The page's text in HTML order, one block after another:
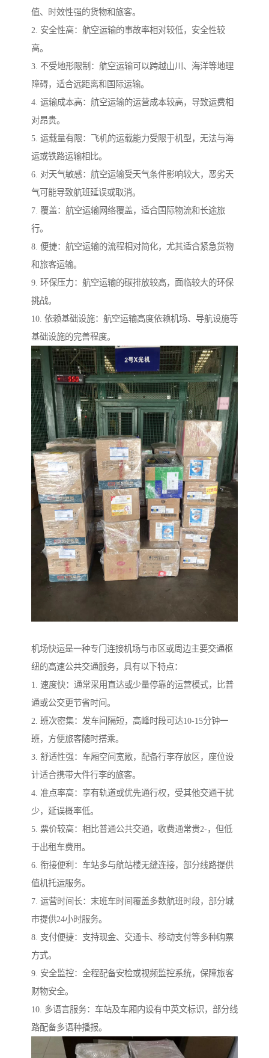
值、时效性强的货物和旅客。
2. 安全性高：航空运输的事故率相对较低，安全性较
高。
3. 不受地形限制：航空运输可以跨越山川、海洋等地理
障碍，适合远距离和国际运输。
4. 运输成本高：航空运输的运营成本较高，导致运费相
对昂贵。
5. 运载量有限：飞机的运载能力受限于机型，无法与海
运或铁路运输相比。
6. 对天气敏感：航空运输受天气条件影响较大，恶劣天
气可能导致航班延误或取消。
7. 覆盖：航空运输网络覆盖，适合国际物流和长途旅
行。
8. 便捷：航空运输的流程相对简化，尤其适合紧急货物
和旅客运输。
9. 环保压力：航空运输的碳排放较高，面临较大的环保
挑战。
10. 依赖基础设施：航空运输高度依赖机场、导航设施等
基础设施的完善程度。
机场快运是一种专门连接机场与市区或周边主要交通枢
纽的高速公共交通服务，具有以下特点：
1. 速度快：通常采用直达或少量停靠的运营模式，比普
通或公交更节省时间。
2. 班次密集：发车间隔短，高峰时段可达10-15分钟一
班，方便旅客随时搭乘。
3. 舒适性强：车厢空间宽敞，配备行李存放区，座位设
计适合携带大件行李的旅客。
4. 准点率高：享有轨道或优先通行权，受其他交通干扰
少，延误概率低。
5. 票价较高：相比普通公共交通，收费通常贵2-，但低
于出租车费用。
6. 衔接便利：车站多与航站楼无缝连接，部分线路提供
值机托运服务。
7. 运营时间长：末班车时间覆盖多数航班时段，部分城
市提供24小时服务。
8. 支付便捷：支持现金、交通卡、移动支付等多种购票
方式。
9. 安全监控：全程配备安检或视频监控系统，保障旅客
财物安全。
10. 多语言服务：车站及车厢内设有中英文标识，部分线
路配备多语种播报。